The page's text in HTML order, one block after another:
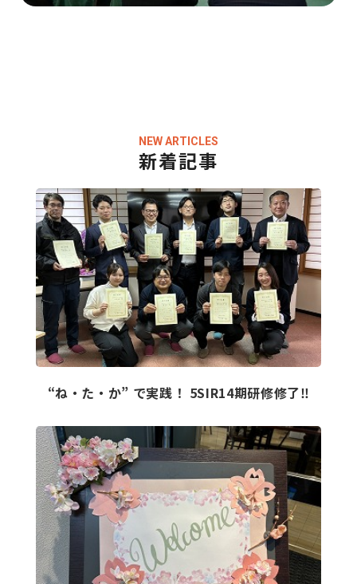
NEW ARTICLES
新着記事
“ね・た・か” で実践！ 5SIR14期研修修了‼